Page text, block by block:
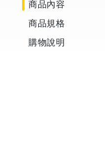
商品內容
商品規格
購物說明